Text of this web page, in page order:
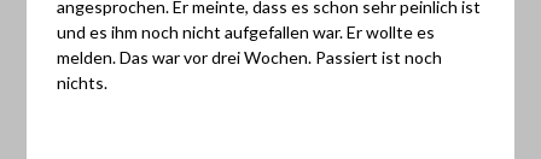
angesprochen. Er meinte, dass es schon sehr peinlich ist
und es ihm noch nicht aufgefallen war. Er wollte es
melden. Das war vor drei Wochen. Passiert ist noch
nichts.